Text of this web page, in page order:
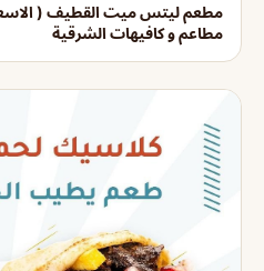
مطعم ليتس ميت القطيف (
مطاعم و كافيهات الشرقية